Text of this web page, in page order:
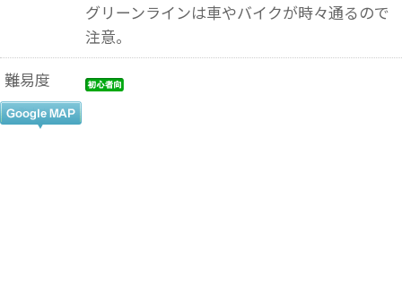
グリーンラインは車やバイクが時々通るので
注意。
難易度